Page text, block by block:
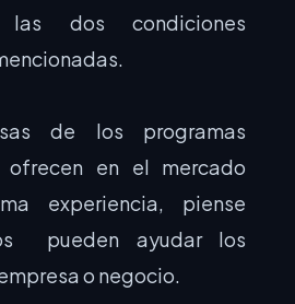
dos condiciones
de los programas
ofrecen en el mercado
experiencia, piense
pueden ayudar los
o negocio.